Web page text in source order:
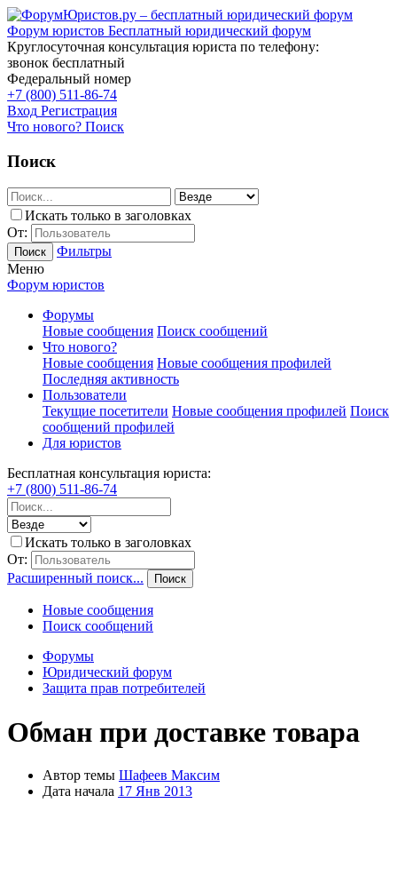
Форум юристов Бесплатный юридический форум
Круглосуточная консультация юриста по телефону:
звонок бесплатный
Федеральный номер
+7 (800) 511-86-74
Вход Регистрация
Что нового? Поиск
Поиск
Искать только в заголовках
От:
Поиск
Фильтры
Меню
Форум юристов
Форумы
Новые сообщения Поиск сообщений
Что нового?
Новые сообщения Новые сообщения профилей
Последняя активность
Пользователи
Текущие посетители Новые сообщения профилей Поиск
сообщений профилей
Для юристов
Бесплатная консультация юриста:
+7 (800) 511-86-74
Искать только в заголовках
От:
Расширенный поиск...
Поиск
Новые сообщения
Поиск сообщений
Форумы
Юридический форум
Защита прав потребителей
Обман при доставке товара
Автор темы Шафеев Максим
Дата начала 17 Янв 2013